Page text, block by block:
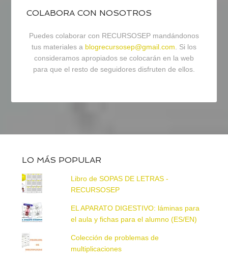
COLABORA CON NOSOTROS
Puedes colaborar con RECURSOSEP mandándonos
tus materiales a blogrecursosep@gmail.com. Si los
consideramos apropiados se colocarán en la web
para que el resto de seguidores disfruten de ellos.
LO MÁS POPULAR
Libro de SOPAS DE LETRAS -
RECURSOSEP
EL APARATO DIGESTIVO: láminas para
el aula y fichas para el alumno (ES/EN)
Colección de problemas de
multiplicaciones